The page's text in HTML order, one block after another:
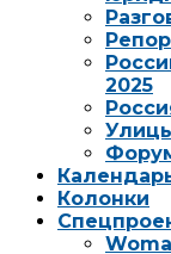
2025
Колонки